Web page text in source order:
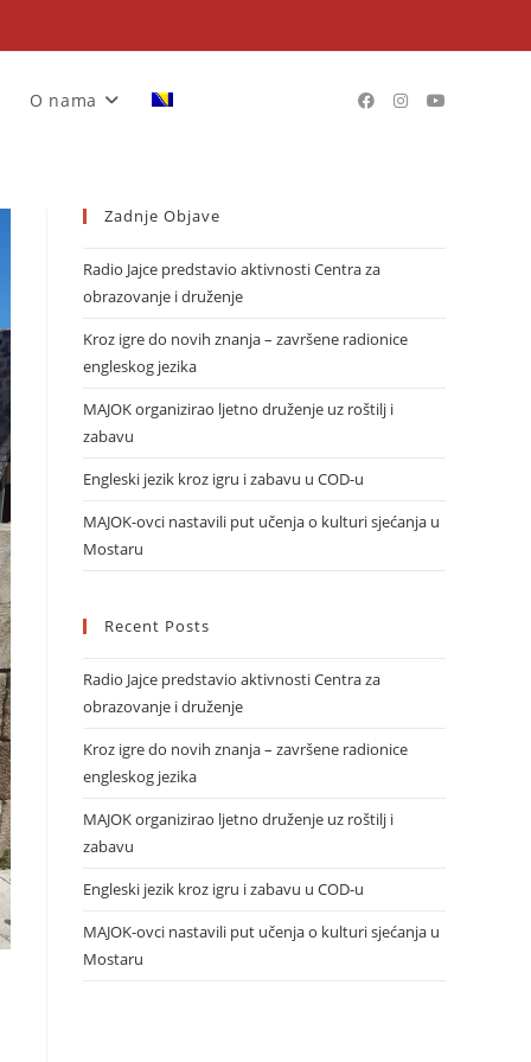
O nama
Zadnje Objave
Radio Jajce predstavio aktivnosti Centra za
obrazovanje i druženje
Kroz igre do novih znanja – završene radionice
engleskog jezika
MAJOK organizirao ljetno druženje uz roštilj i
zabavu
Engleski jezik kroz igru i zabavu u COD-u
MAJOK-ovci nastavili put učenja o kulturi sjećanja u
Mostaru
Recent Posts
Radio Jajce predstavio aktivnosti Centra za
obrazovanje i druženje
Kroz igre do novih znanja – završene radionice
engleskog jezika
MAJOK organizirao ljetno druženje uz roštilj i
zabavu
Engleski jezik kroz igru i zabavu u COD-u
MAJOK-ovci nastavili put učenja o kulturi sjećanja u
Mostaru